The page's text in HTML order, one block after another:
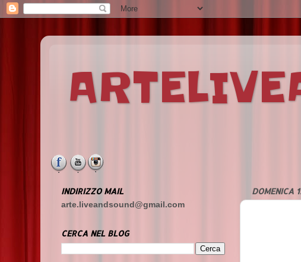
DOMENICA
INDIRIZZO MAIL
arte.liveandsound@gmail.com
CERCA NEL BLOG